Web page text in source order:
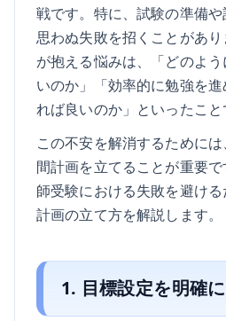
戦です。特に、試験の準備や
思わぬ失敗を招くことがあ
が抱える悩みは、「どのよ
いのか」「効率的に勉強を
れば良いのか」といったこと
この不安を解消するために
間計画を立てることが重要
師受験における失敗を避け
計画の立て方を解説します。
1. 目標設定を明確